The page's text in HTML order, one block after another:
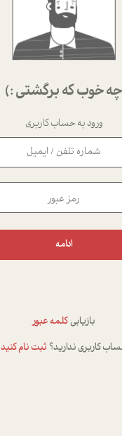
چه خوب که برگشتی :)
ورود به حساب کاربری
ادامه
بازیابی کلمه عبور
کاربری ندارید؟ ثبت نام کنید